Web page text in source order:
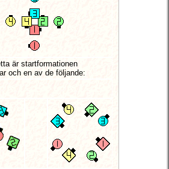
är startformationen
och en av de följande: